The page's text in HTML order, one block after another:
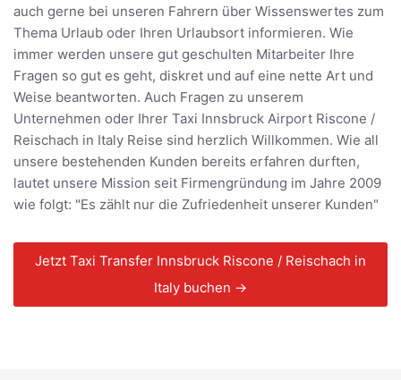
auch gerne bei unseren Fahrern über Wissenswertes zum
Thema Urlaub oder Ihren Urlaubsort informieren. Wie
immer werden unsere gut geschulten Mitarbeiter Ihre
Fragen so gut es geht, diskret und auf eine nette Art und
Weise beantworten. Auch Fragen zu unserem
Unternehmen oder Ihrer Taxi Innsbruck Airport Riscone /
Reischach in Italy Reise sind herzlich Willkommen. Wie all
unsere bestehenden Kunden bereits erfahren durften,
lautet unsere Mission seit Firmengründung im Jahre 2009
wie folgt: "Es zählt nur die Zufriedenheit unserer Kunden"
Jetzt Taxi Transfer Innsbruck Riscone / Reischach in
Italy buchen →